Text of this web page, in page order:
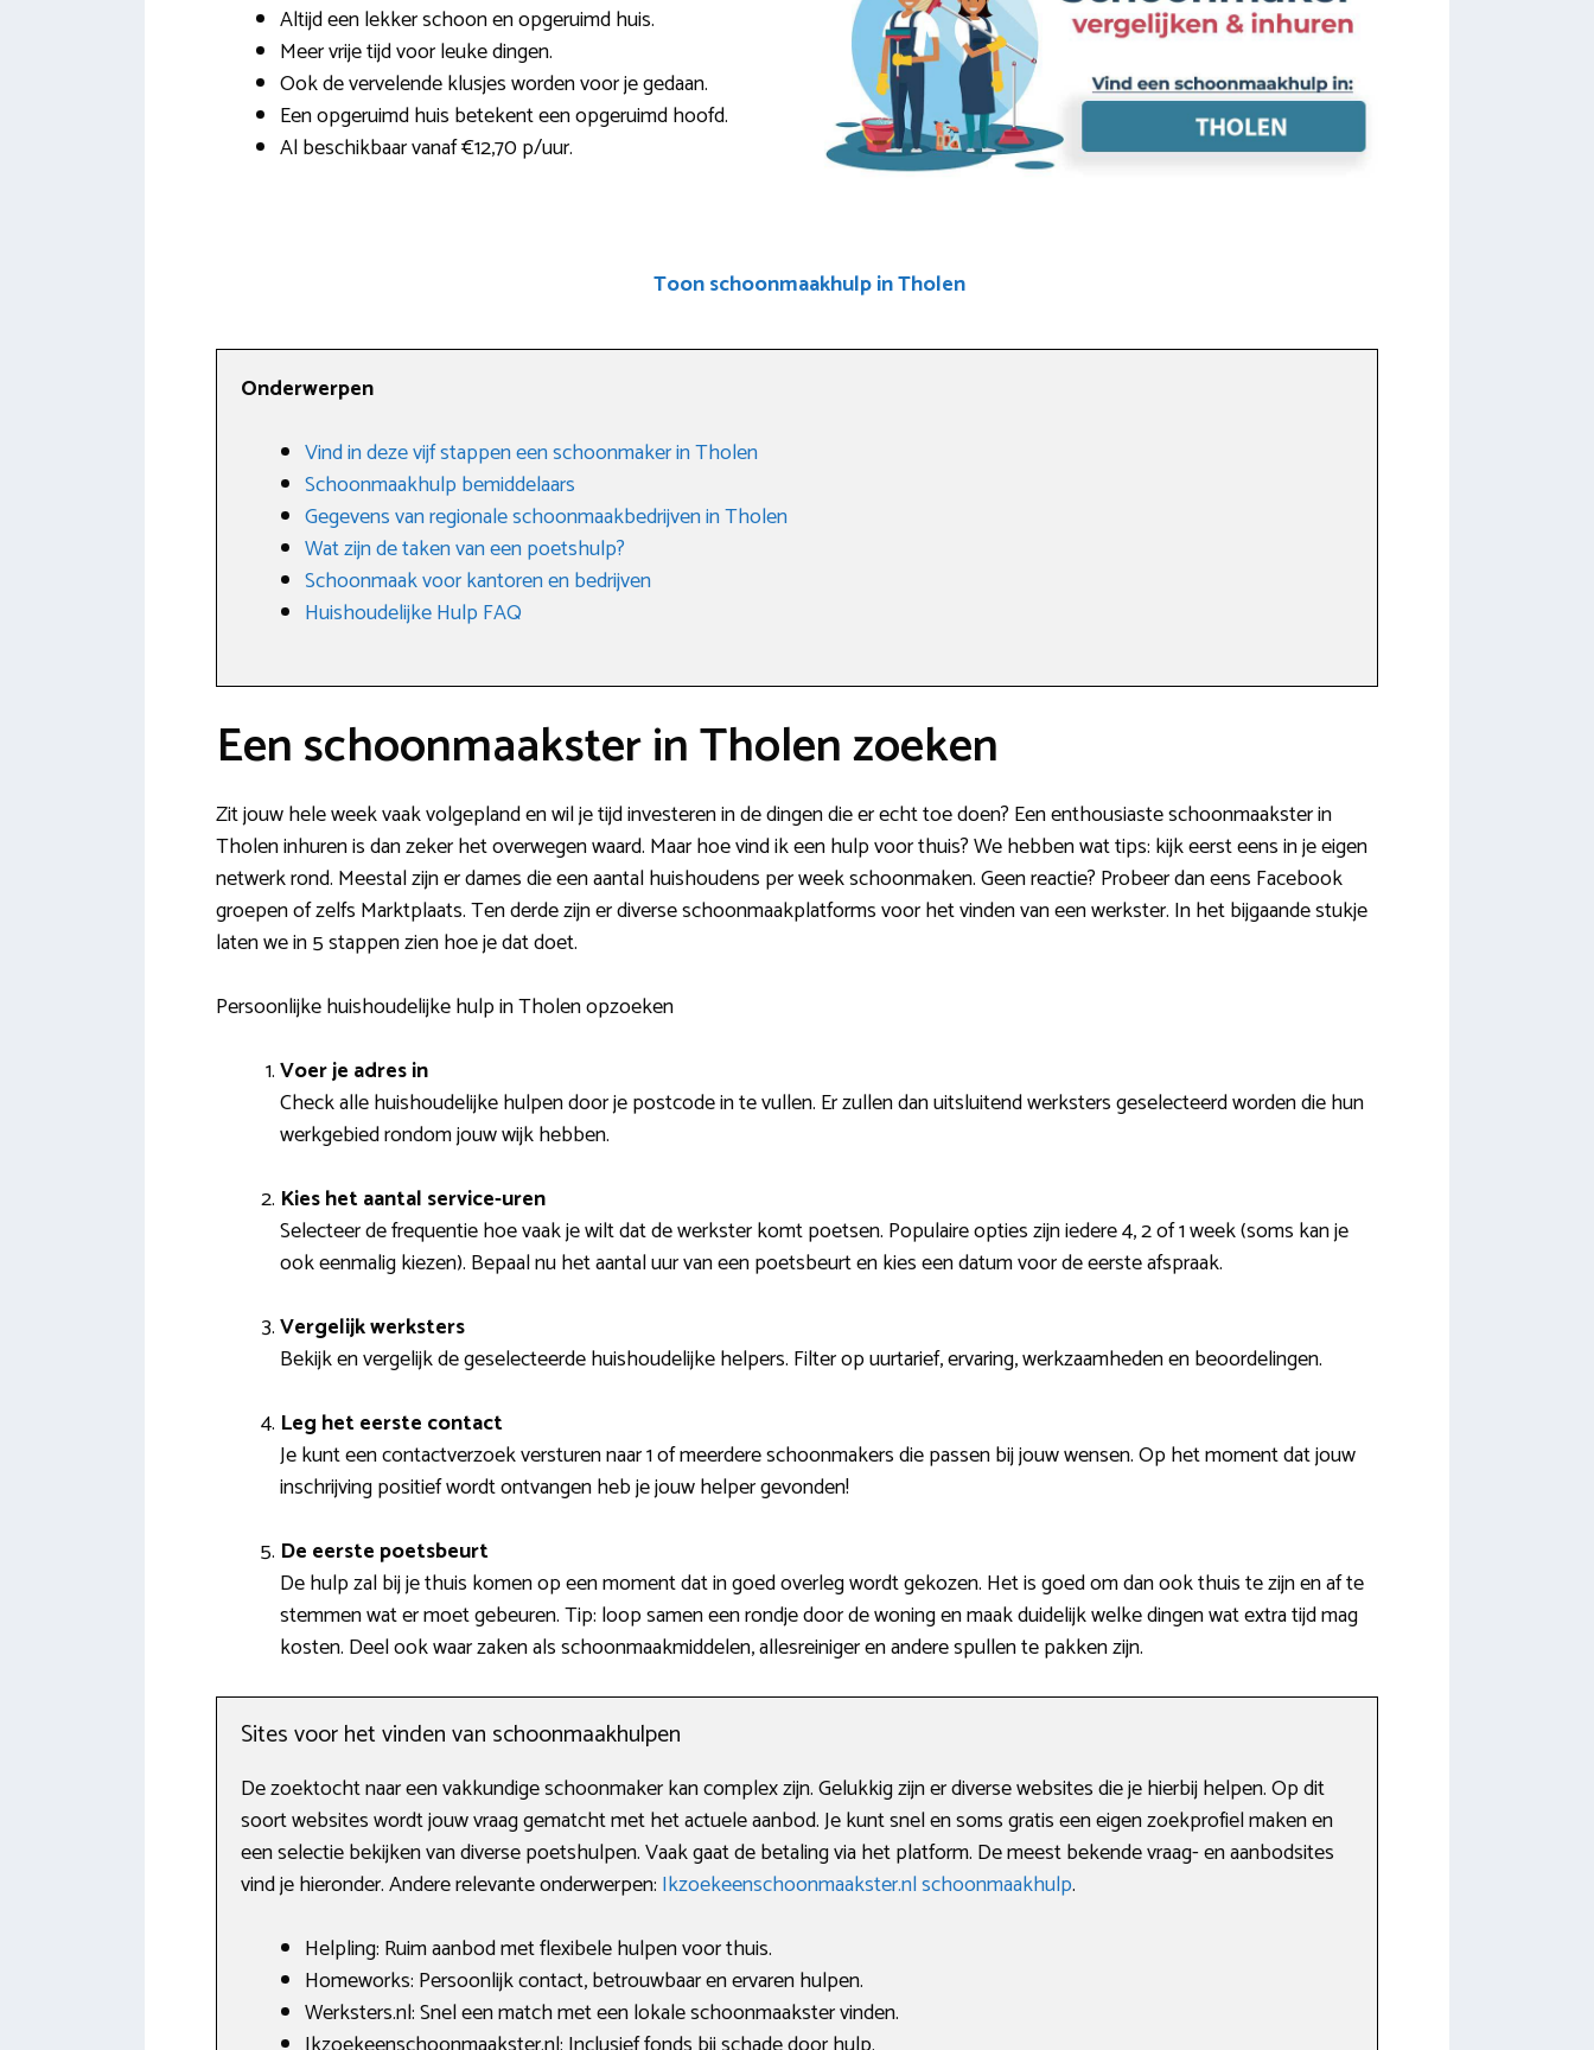
Altijd een lekker schoon en opgeruimd huis.
Meer vrije tijd voor leuke dingen.
Ook de vervelende klusjes worden voor je gedaan.
Een opgeruimd huis betekent een opgeruimd hoofd.
Al beschikbaar vanaf €12,70 p/uur.
Toon schoonmaakhulp in Tholen
Onderwerpen
Vind in deze vijf stappen een schoonmaker in Tholen
Schoonmaakhulp bemiddelaars
Gegevens van regionale schoonmaakbedrijven in Tholen
Wat zijn de taken van een poetshulp?
Schoonmaak voor kantoren en bedrijven
Huishoudelijke Hulp FAQ
Een schoonmaakster in Tholen zoeken
Zit jouw hele week vaak volgepland en wil je tijd investeren in de dingen die er echt toe doen? Een enthousiaste schoonmaakster in
Tholen inhuren is dan zeker het overwegen waard. Maar hoe vind ik een hulp voor thuis? We hebben wat tips: kijk eerst eens in je eigen
netwerk rond. Meestal zijn er dames die een aantal huishoudens per week schoonmaken. Geen reactie? Probeer dan eens Facebook
groepen of zelfs Marktplaats. Ten derde zijn er diverse schoonmaakplatforms voor het vinden van een werkster. In het bijgaande stukje
laten we in 5 stappen zien hoe je dat doet.
Persoonlijke huishoudelijke hulp in Tholen opzoeken
Voer je adres in
Check alle huishoudelijke hulpen door je postcode in te vullen. Er zullen dan uitsluitend werksters geselecteerd worden die hun
werkgebied rondom jouw wijk hebben.
Kies het aantal service-uren
Selecteer de frequentie hoe vaak je wilt dat de werkster komt poetsen. Populaire opties zijn iedere 4, 2 of 1 week (soms kan je
ook eenmalig kiezen). Bepaal nu het aantal uur van een poetsbeurt en kies een datum voor de eerste afspraak.
Vergelijk werksters
Bekijk en vergelijk de geselecteerde huishoudelijke helpers. Filter op uurtarief, ervaring, werkzaamheden en beoordelingen.
Leg het eerste contact
Je kunt een contactverzoek versturen naar 1 of meerdere schoonmakers die passen bij jouw wensen. Op het moment dat jouw
inschrijving positief wordt ontvangen heb je jouw helper gevonden!
De eerste poetsbeurt
De hulp zal bij je thuis komen op een moment dat in goed overleg wordt gekozen. Het is goed om dan ook thuis te zijn en af te
stemmen wat er moet gebeuren. Tip: loop samen een rondje door de woning en maak duidelijk welke dingen wat extra tijd mag
kosten. Deel ook waar zaken als schoonmaakmiddelen, allesreiniger en andere spullen te pakken zijn.
Sites voor het vinden van schoonmaakhulpen
De zoektocht naar een vakkundige schoonmaker kan complex zijn. Gelukkig zijn er diverse websites die je hierbij helpen. Op dit
soort websites wordt jouw vraag gematcht met het actuele aanbod. Je kunt snel en soms gratis een eigen zoekprofiel maken en
een selectie bekijken van diverse poetshulpen. Vaak gaat de betaling via het platform. De meest bekende vraag- en aanbodsites
vind je hieronder. Andere relevante onderwerpen: Ikzoekeenschoonmaakster.nl schoonmaakhulp.
Helpling: Ruim aanbod met flexibele hulpen voor thuis.
Homeworks: Persoonlijk contact, betrouwbaar en ervaren hulpen.
Werksters.nl: Snel een match met een lokale schoonmaakster vinden.